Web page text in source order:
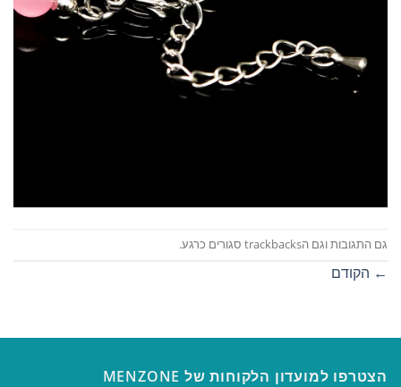
גם התגובות וגם הtrackbacks סגורים כרגע.
← הקודם
הצטרפו למועדון הלקוחות של MENZONE